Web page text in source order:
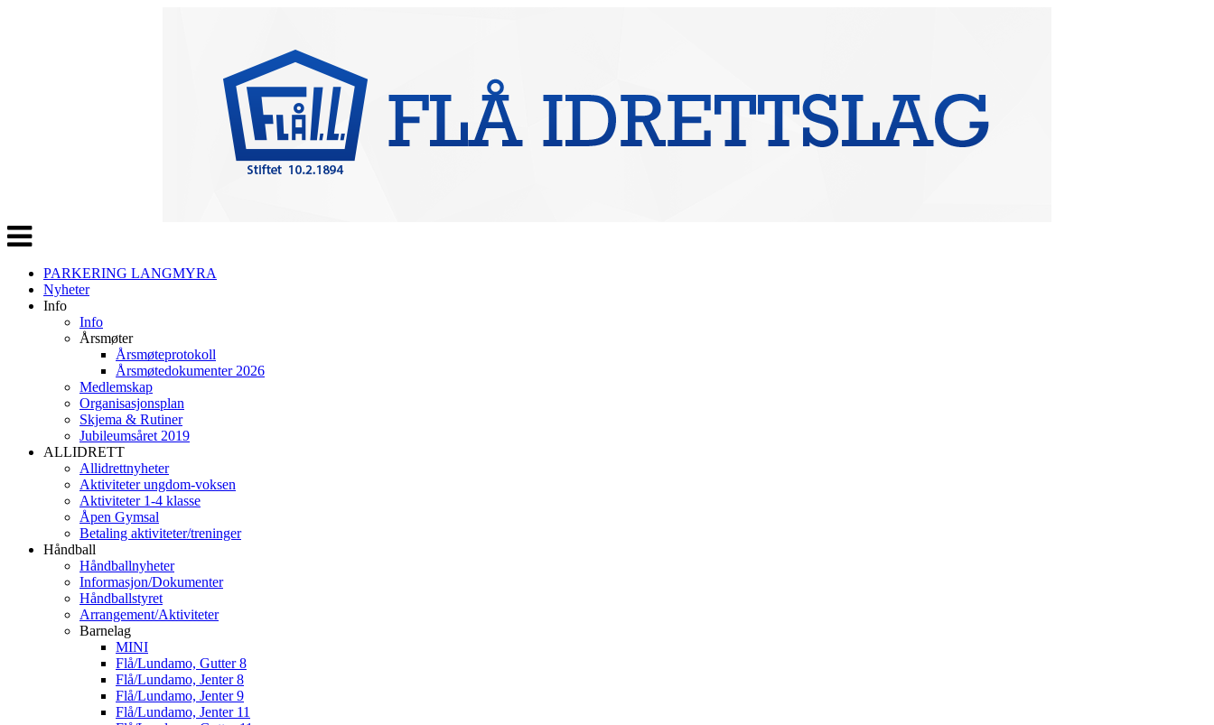
Veksle
navigasjon
PARKERING LANGMYRA
Nyheter
Info
Info
Årsmøter
Årsmøteprotokoll
Årsmøtedokumenter 2026
Medlemskap
Organisasjonsplan
Skjema & Rutiner
Jubileumsåret 2019
ALLIDRETT
Allidrettnyheter
Aktiviteter ungdom-voksen
Aktiviteter 1-4 klasse
Åpen Gymsal
Betaling aktiviteter/treninger
Håndball
Håndballnyheter
Informasjon/Dokumenter
Håndballstyret
Arrangement/Aktiviteter
Barnelag
MINI
Flå/Lundamo, Gutter 8
Flå/Lundamo, Jenter 8
Flå/Lundamo, Jenter 9
Flå/Lundamo, Jenter 11